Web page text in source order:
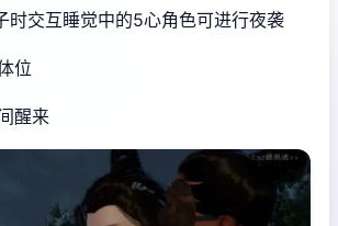
时交互睡觉中的5心角色可进行夜袭
位
醒来